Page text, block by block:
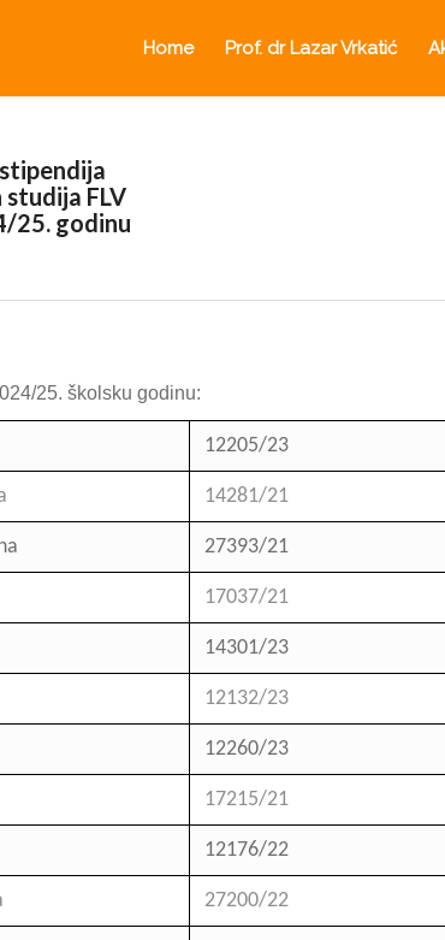
Home Prof. dr Lazar Vrkatić
studija FLV
25. godinu
25. školsku godinu:
12205/23
14281/21
27393/21
17037/21
14301/23
12132/23
12260/23
17215/21
12176/22
27200/22